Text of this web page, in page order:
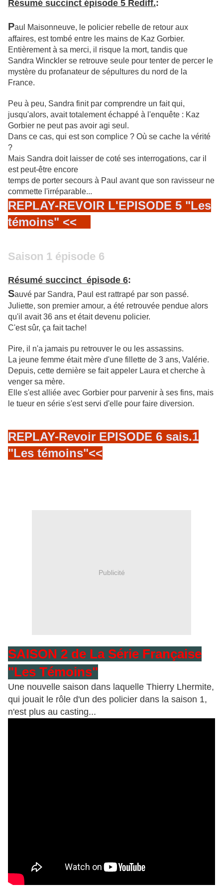
Résumé succinct épisode 5 Rediff.:
Paul Maisonneuve, le policier rebelle de retour aux
affaires, est tombé entre les mains de Kaz Gorbier.
Entièrement à sa merci, il risque la mort, tandis que
Sandra Winckler se retrouve seule pour tenter de percer le
mystère du profanateur de sépultures du nord de la
France.
Peu à peu, Sandra finit par comprendre un fait qui,
jusqu'alors, avait totalement échappé à l'enquête : Kaz
Gorbier ne peut pas avoir agi seul.
Dans ce cas, qui est son complice ? Où se cache la vérité
?
Mais Sandra doit laisser de coté ses interrogations, car il
est peut-être encore
temps de porter secours à Paul avant que son ravisseur ne
commette l'irréparable...
REPLAY-REVOIR L'EPISODE 5 "Les
témoins" <<
Saison 1 épisode 6
Résumé succinct épisode 6:
Sauvé par Sandra, Paul est rattrapé par son passé.
Juliette, son premier amour, a été retrouvée pendue alors
qu'il avait 36 ans et était devenu policier.
C'est sûr, ça fait tache!
Pire, il n'a jamais pu retrouver le ou les assassins.
La jeune femme était mère d'une fillette de 3 ans, Valérie.
Depuis, cette dernière se fait appeler Laura et cherche à
venger sa mère.
Elle s'est alliée avec Gorbier pour parvenir à ses fins, mais
le tueur en série s'est servi d'elle pour faire diversion.
REPLAY-Revoir EPISODE 6 sais.1
"Les témoins"<<
Publicité
SAISON 2 de La Série Française
"Les Témoins"
Une nouvelle saison dans laquelle Thierry Lhermite,
qui jouait le rôle d'un des policier dans la saison 1,
n'est plus au casting...